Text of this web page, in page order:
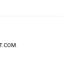
.